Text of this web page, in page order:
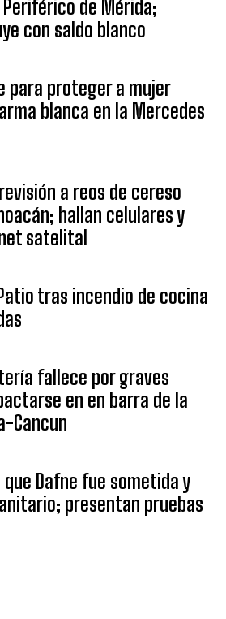
de Mérida;
con saldo blanco
para proteger a mujer
blanca en la Mercedes
a reos de cereso
hallan celulares y
satelital
tras incendio de cocina
fallece por graves
en en barra de la
Cancun
Dafne fue sometida y
presentan pruebas